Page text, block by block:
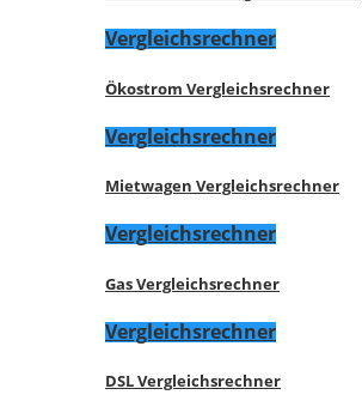
Vergleichsrechner
Ökostrom Vergleichsrechner
Vergleichsrechner
Mietwagen Vergleichsrechner
Vergleichsrechner
Gas Vergleichsrechner
Vergleichsrechner
DSL Vergleichsrechner